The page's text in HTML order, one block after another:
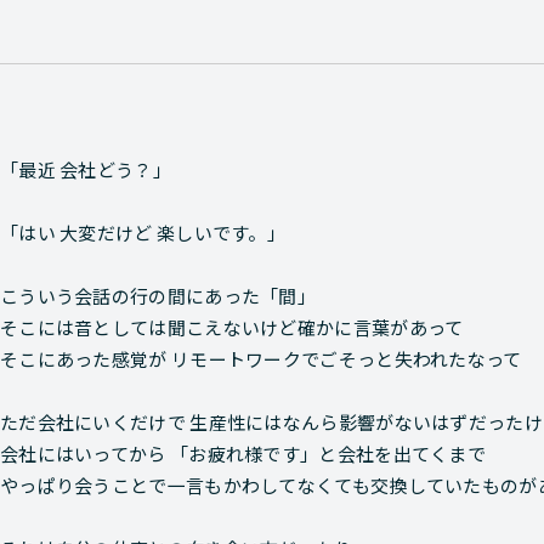
「最近 会社どう？」
「はい 大変だけど 楽しいです。」
こういう会話の行の間にあった「間」
そこには音としては聞こえないけど確かに言葉があって
そこにあった感覚が リモートワークでごそっと失われたなって
ただ会社にいくだけで 生産性にはなんら影響がないはずだった
会社にはいってから 「お疲れ様です」と会社を出てくまで
やっぱり会うことで一言もかわしてなくても交換していたものが